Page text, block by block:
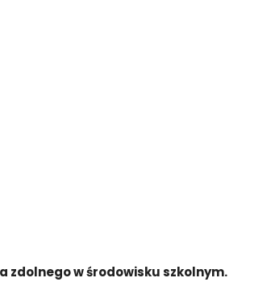
zdolnego w środowisku szkolnym.